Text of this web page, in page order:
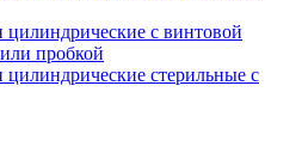
с винтовой
пробкой
стерильные с